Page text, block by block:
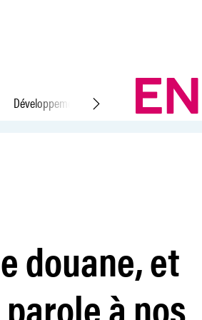
Développement durable Droit du travail
à nos
douane, et
à nos